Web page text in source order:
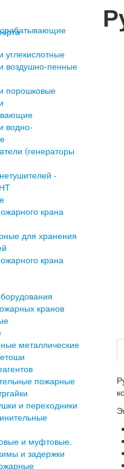
углекислотные
воздушно-пенные
порошковые
водно-
(генераторы
-
крана
для хранения
крана
кранов
металлические
пожарные
и переходники
и муфтовые.
и задержки